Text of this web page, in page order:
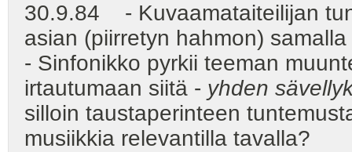
30.9.84 - Kuvaamataiteilijan
asian (piirretyn hahmon)
- Sinfonikko pyrkii teeman
irtautumaan siitä - yhden
silloin taustaperinteen
musiikkia relevantilla tavalla?